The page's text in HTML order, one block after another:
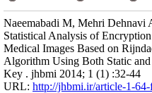
Naeemabadi M, Mehri Dehnavi
Statistical Analysis of
Medical Images Based on
Algorithm Using Both Static
Key . jhbmi 2014; 1 (1) :32-44
URL: http://jhbmi.ir/article-1-64-